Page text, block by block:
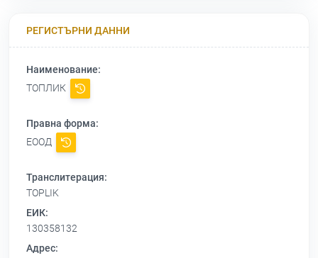
РЕГИСТЪРНИ ДАННИ
Наименование:
ТОПЛИК
Правна форма:
ЕООД
Транслитерация:
TOPLIK
ЕИК:
130358132
Адрес: